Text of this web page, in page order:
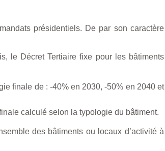
présidentiels. De par son caractère
le Décret Tertiaire fixe pour les bâtiments
finale de : -40% en 2030, -50% en 2040 et
calculé selon la typologie du bâtiment.
des bâtiments ou locaux d’activité à